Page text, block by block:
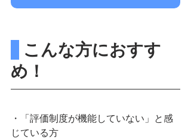
こんな方におすす
め！
・「評価制度が機能していない」と感
じている方